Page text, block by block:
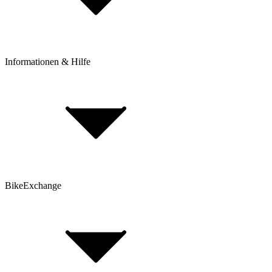
Rahmenhöhe bestimmen
Top 80 E-Bike Marken
Informationen & Hilfe
AGB
Cookie-Einstellungen
BikeExchange